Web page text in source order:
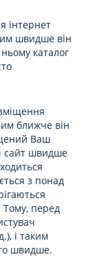
інтернет
швидше він
каталог
ближче він
Ваш
сайт швидше
з понад
Тому, перед
і таким
швидше.